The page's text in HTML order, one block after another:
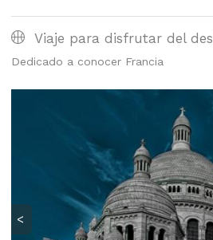
Viaje para disfrutar del
Dedicado a conocer Francia
<